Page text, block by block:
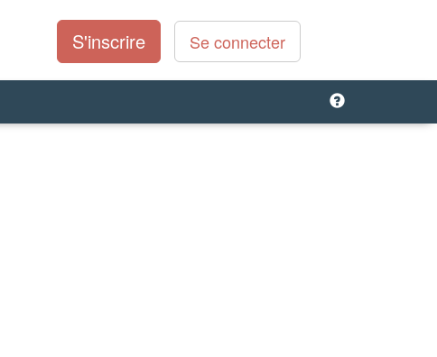
S'inscrire Se connecter